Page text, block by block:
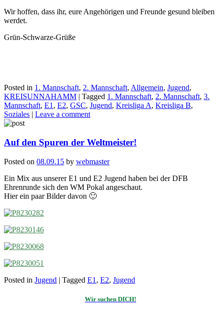
Wir hoffen, dass ihr, eure Angehörigen und Freunde gesund bleiben
werdet.
Grün-Schwarze-Grüße
Posted in 1. Mannschaft, 2. Mannschaft, Allgemein, Jugend,
KREISUNNAHAMM | Tagged 1. Mannschaft, 2. Mannschaft, 3.
Mannschaft, E1 , E2, GSC, Jugend, Kreisliga A, Kreisliga B,
Soziales | Leave a comment
Auf den Spuren der Weltmeister!
Posted on 08.09.15 by webmaster
Ein Mix aus unserer E1 und E2 Jugend haben bei der DFB
Ehrenrunde sich den WM Pokal angeschaut.
Hier ein paar Bilder davon 🙂
Posted in Jugend | Tagged E1 , E2, Jugend
Wir suchen DICH!